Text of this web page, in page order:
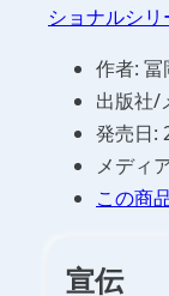
ショナルシリ
作者: 冨
出版社/
発売日:
メディ
この商
宣伝